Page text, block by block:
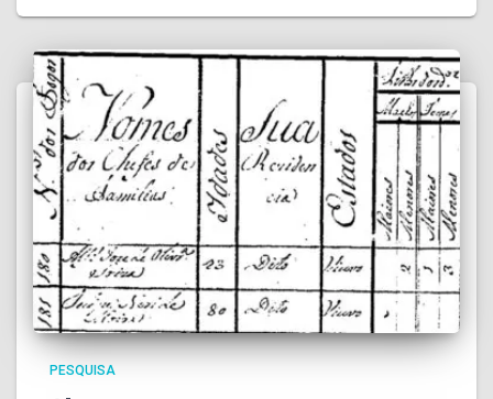
PESQUISA